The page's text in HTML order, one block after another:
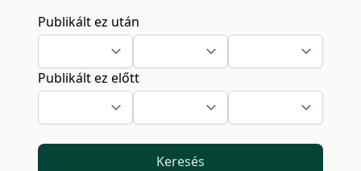
Publikált ez után
Publikált ez előtt
Keresés